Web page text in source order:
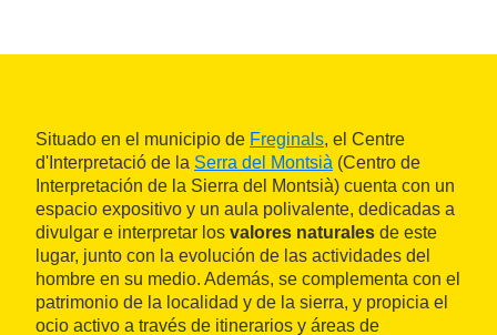
Situado en el municipio de Freginals, el Centre
d'Interpretació de la Serra del Montsià (Centro de
Interpretación de la Sierra del Montsià) cuenta con un
espacio expositivo y un aula polivalente, dedicadas a
divulgar e interpretar los valores naturales de este
lugar, junto con la evolución de las actividades del
hombre en su medio. Además, se complementa con el
patrimonio de la localidad y de la sierra, y propicia el
ocio activo a través de itinerarios y áreas de